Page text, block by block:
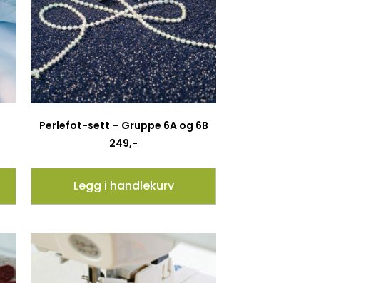
Perlefot-sett – Gruppe 6A og 6B
249,-
Legg i handlekurv